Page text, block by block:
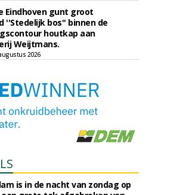
Eindhoven gunt groot
''Stedelijk bos'' binnen de
houtkap aan
Weijtmans.
2026
is in de nacht van zondag op